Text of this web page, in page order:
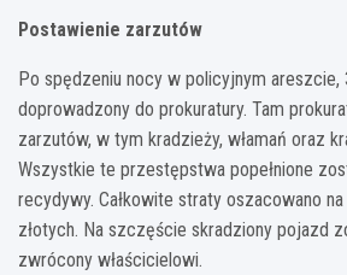
Postawienie zarzutów
Po spędzeniu nocy w policyjnym areszcie,
doprowadzony do prokuratury. Tam
zarzutów, w tym kradzieży, włamań oraz
Wszystkie te przestępstwa popełnione
recydywy. Całkowite straty oszacowano
złotych. Na szczęście skradziony pojazd
zwrócony właścicielowi.